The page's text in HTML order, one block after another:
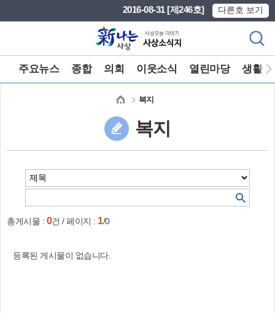
2016-08-31 [제246호] 다른호 보기
주요뉴스 종합 의회 이웃소식 열린마당 생활정
복지
복지
총게시물 : 0건 / 페이지 : 1/0
등록된 게시물이 없습니다.